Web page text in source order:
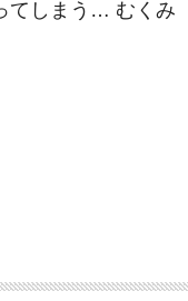
てしまう… むくみ